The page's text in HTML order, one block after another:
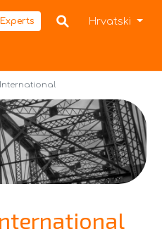
Hrvatski
International